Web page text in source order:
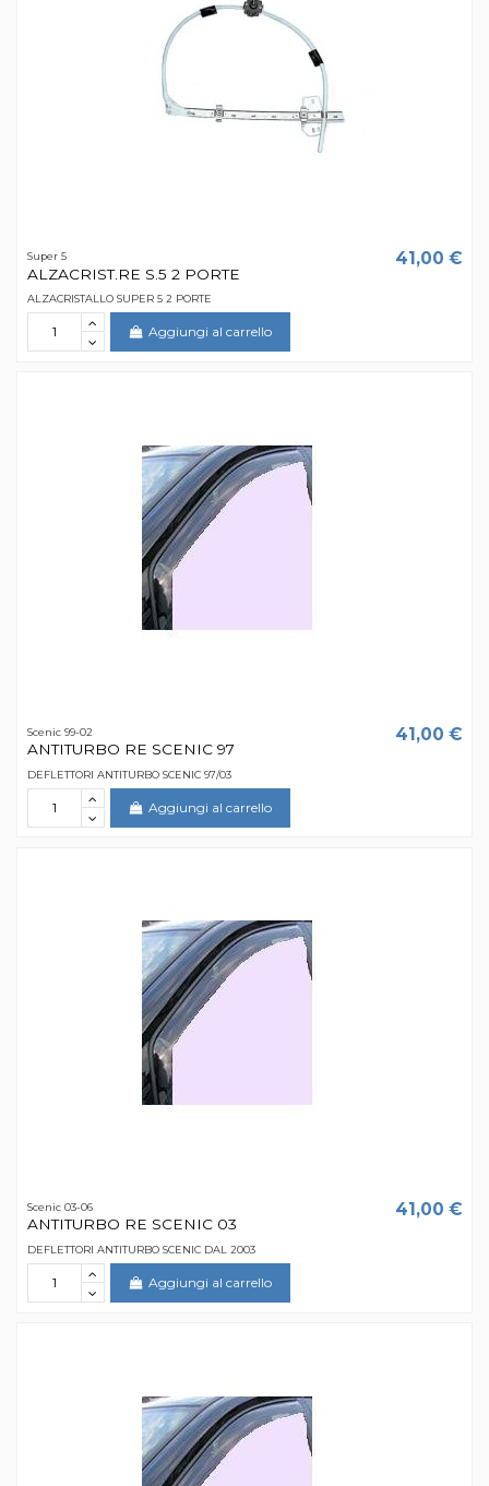
Super 5
ALZACRIST.RE S.5 2 PORTE
41,00 €
ALZACRISTALLO SUPER 5 2 PORTE
Aggiungi al carrello
Scenic 99-02
ANTITURBO RE SCENIC 97
41,00 €
DEFLETTORI ANTITURBO SCENIC 97/03
Aggiungi al carrello
Scenic 03-06
ANTITURBO RE SCENIC 03
41,00 €
DEFLETTORI ANTITURBO SCENIC DAL 2003
Aggiungi al carrello